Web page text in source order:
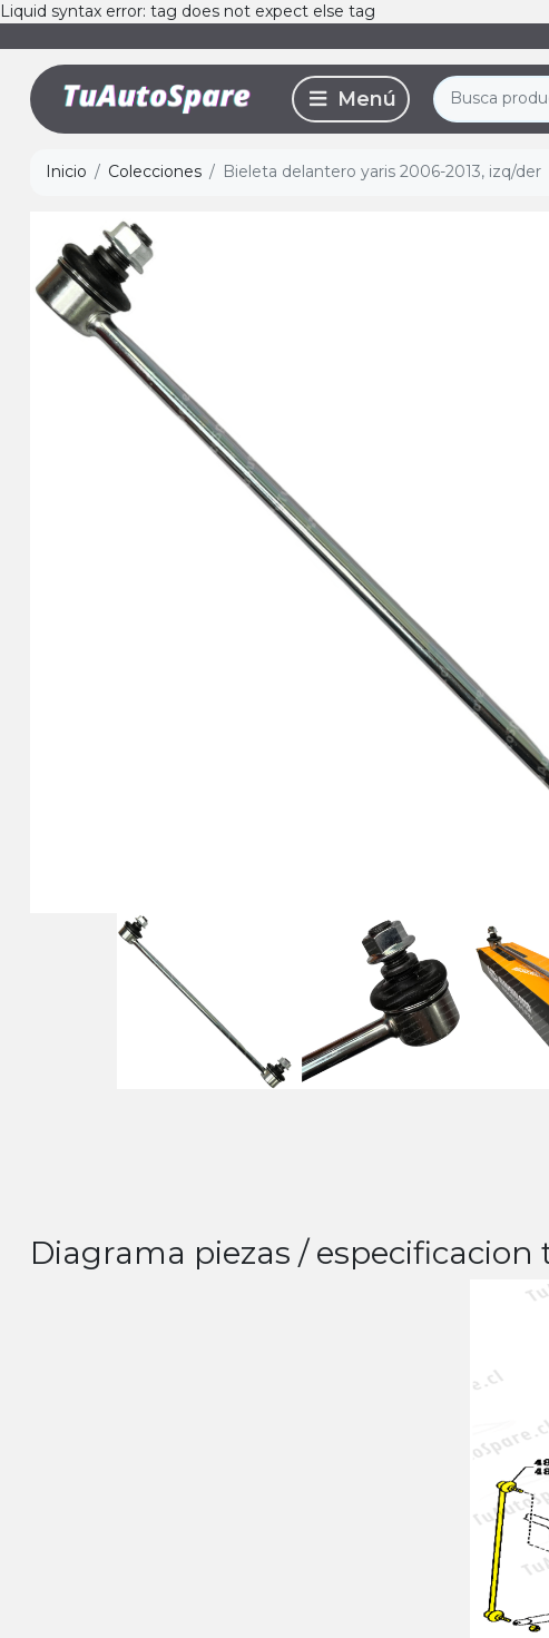
Liquid syntax error: tag does not expect else tag
Inicio Colecciones Bieleta delantero yaris 2006-2013, izq/der
Diagrama piezas / especificacion